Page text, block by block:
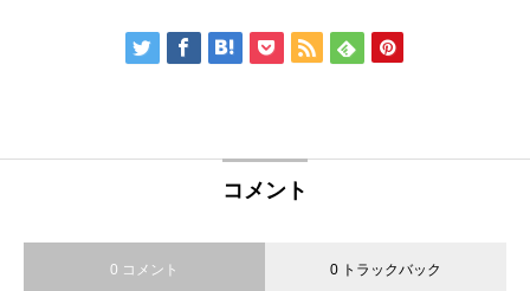
コメント
0 コメント 0 トラックバック